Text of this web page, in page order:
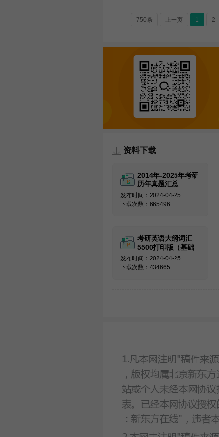
750条 上一页 1 2
资料下载
2014年-2025年考研
历年真题汇总
发布时间：2024-04-25
下载次数：665496
考研英语大纲词汇
5500打印版（基础
必备）
发布时间：2024-04-25
下载次数：434665